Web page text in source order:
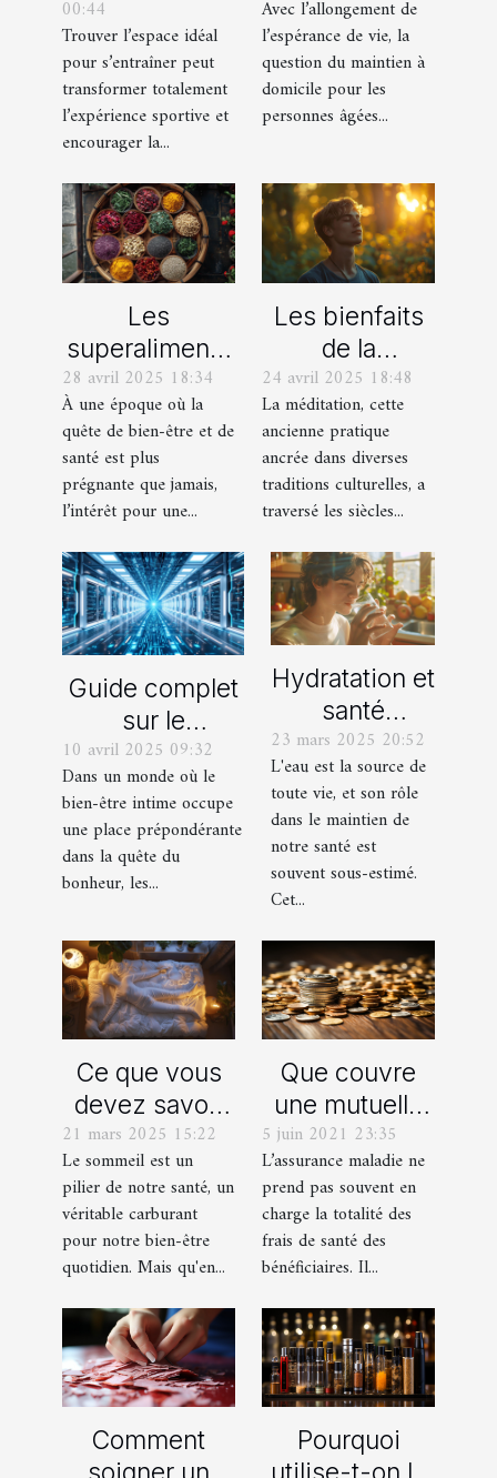
pour votre
routine de
fitness ?
00:44
Trouver l’espace idéal
pour s’entraîner peut
transformer totalement
l’expérience sportive et
encourager la...
domicile pour
les séniors
Avec l’allongement de
l’espérance de vie, la
question du maintien à
domicile pour les
personnes âgées...
Les
superaliments
oubliés qui
renforcent
votre système
immunitaire
28 avril 2025 18:34
À une époque où la
quête de bien-être et de
santé est plus
prégnante que jamais,
l’intérêt pour une...
Les bienfaits
de la
méditation
pour le corps
et l'esprit en
2023
24 avril 2025 18:48
La méditation, cette
ancienne pratique
ancrée dans diverses
traditions culturelles, a
traversé les siècles...
Guide complet
sur le
fonctionnement
des stimulants
sexuels
10 avril 2025 09:32
Dans un monde où le
bien-être intime occupe
une place prépondérante
dans la quête du
bonheur, les...
Hydratation et
santé
comment
l'eau
influence
votre bien-
être global
23 mars 2025 20:52
L'eau est la source de
toute vie, et son rôle
dans le maintien de
notre santé est
souvent sous-estimé.
Cet...
Ce que vous
devez savoir
sur le sommeil
polyphasique
comment cela
affecte-t-il la
santé générale
21 mars 2025 15:22
Le sommeil est un
pilier de notre santé, un
véritable carburant
pour notre bien-être
quotidien. Mais qu'en...
Que couvre
une mutuelle
santé pour
entreprise ?
5 juin 2021 23:35
L’assurance maladie ne
prend pas souvent en
charge la totalité des
frais de santé des
bénéficiaires. Il...
Comment
Pourquoi